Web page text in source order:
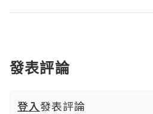
發表評論
登入發表評論